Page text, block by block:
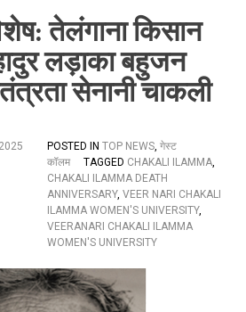
तेलंगाना किसान
लड़ाका बहुजन
सेनानी चाकली
POSTED IN TOP NEWS, गेस्ट
कॉलम
TAGGED CHAKALI ILAMMA,
CHAKALI ILAMMA DEATH
ANNIVERSARY, VEER NARI CHAKALI
ILAMMA WOMEN'S UNIVERSITY,
VEERANARI CHAKALI ILAMMA
WOMEN'S UNIVERSITY